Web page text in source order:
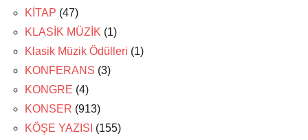
KİTAP (47)
KLASİK MÜZİK (1)
Klasik Müzik Ödülleri (1)
KONFERANS (3)
KONGRE (4)
KONSER (913)
KÖŞE YAZISI (155)